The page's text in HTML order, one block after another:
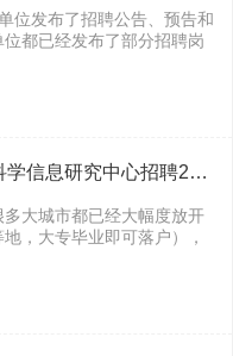
位发布了招聘公告、预告和
都已经发布了部分招聘岗
中国人民解放军军事科学院军事科学信息研究中心招聘2020军队文职的宣讲会通知
大城市都已经大幅度放开
，大专毕业即可落户），